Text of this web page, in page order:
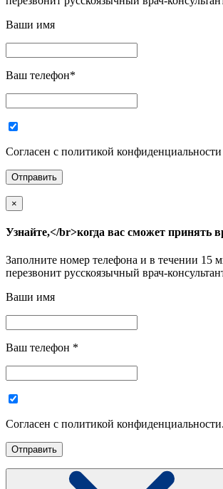
Ваши имя
Ваш телефон*
Согласен с политикой конфиденциальности
×
Узнайте,</br>когда вас сможет принять
Заполните номер телефона и в течении 15
перезвонит русскоязычный врач-
Ваши имя
Ваш телефон *
Согласен с политикой конфиденциальности.